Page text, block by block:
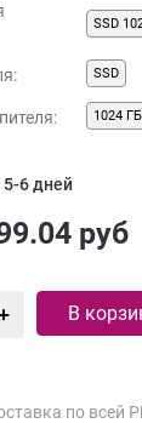
SSD
SSD
1024 ГБ
5-6 дней
руб
В
по всей